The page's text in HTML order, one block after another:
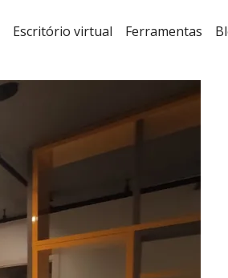
Escritório virtual Ferramentas